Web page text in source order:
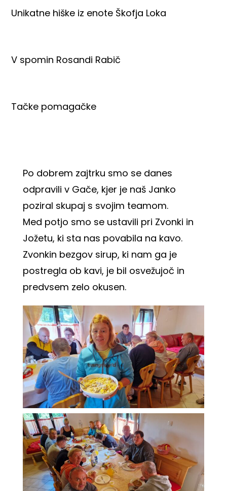
Unikatne hiške iz enote Škofja Loka
V spomin Rosandi Rabič
Tačke pomagačke
Po dobrem zajtrku smo se danes
odpravili v Gače, kjer je naš Janko
poziral skupaj s svojim teamom.
Med potjo smo se ustavili pri Zvonki in
Jožetu, ki sta nas povabila na kavo.
Zvonkin bezgov sirup, ki nam ga je
postregla ob kavi, je bil osvežujoč in
predvsem zelo okusen.